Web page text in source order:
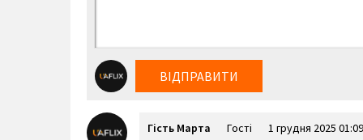
ВІДПРАВИТИ
Гість Марта Гості 1 грудня 2025 01:09